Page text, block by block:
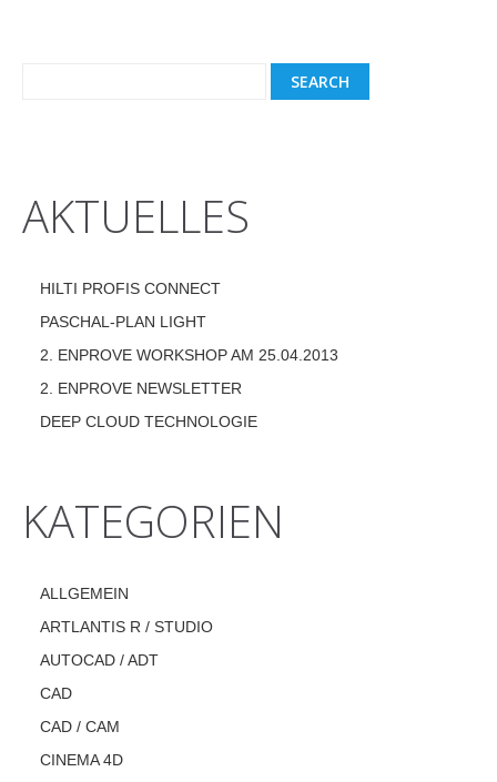
AKTUELLES
HILTI PROFIS CONNECT
PASCHAL-PLAN LIGHT
2. ENPROVE WORKSHOP AM 25.04.2013
2. ENPROVE NEWSLETTER
DEEP CLOUD TECHNOLOGIE
KATEGORIEN
ALLGEMEIN
ARTLANTIS R / STUDIO
AUTOCAD / ADT
CAD
CAD / CAM
CINEMA 4D